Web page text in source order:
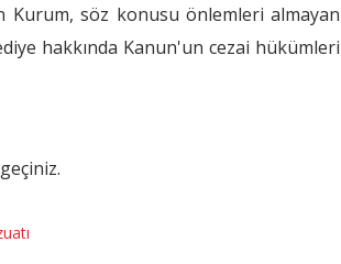
Kurum, söz konusu önlemleri almayan
hakkında Kanun'un cezai hükümleri
geçiniz.